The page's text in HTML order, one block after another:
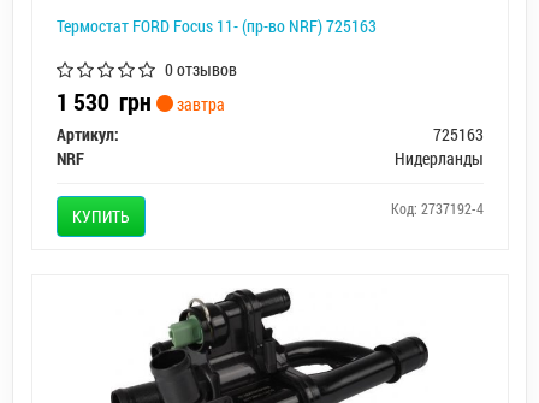
Термостат FORD Focus 11- (пр-во NRF) 725163
0 отзывов
1 530 грн
завтра
Артикул:
725163
NRF
Нидерланды
КУПИТЬ Код: 2737192-4